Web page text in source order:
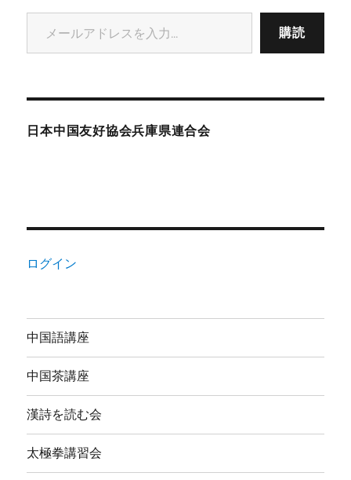
メールアドレスを入力...
購読
日本中国友好協会兵庫県連合会
ログイン
中国語講座
中国茶講座
漢詩を読む会
太極拳講習会